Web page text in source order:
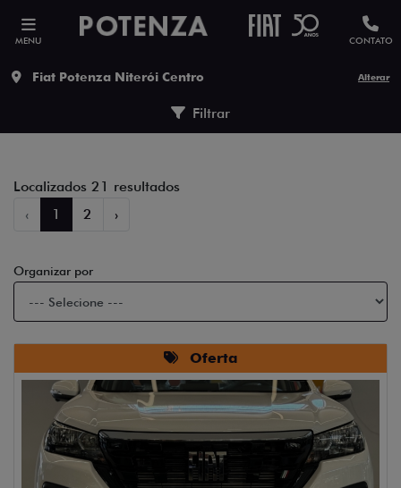
MENU CONTATO
Fiat Potenza Niterói Centro Alterar
Localizados 21 resultados
‹
1 2 ›
Filtrar
Organizar por
Oferta